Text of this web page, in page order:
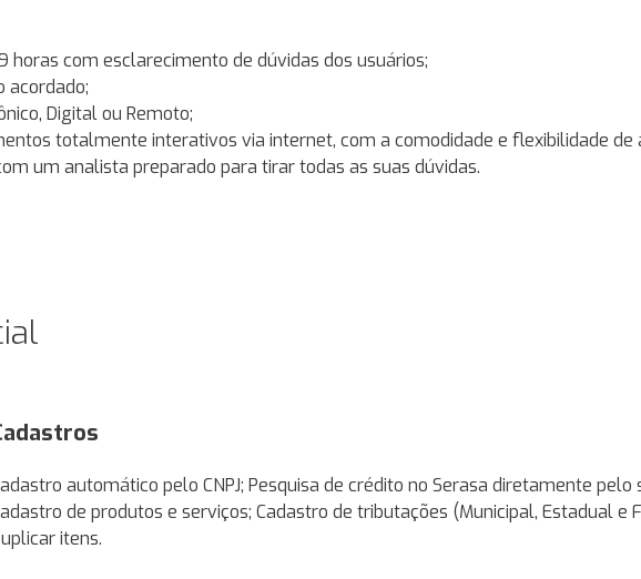
horas com esclarecimento de dúvidas dos usuários;
acordado;
Digital ou Remoto;
totalmente interativos via internet, com a comodidade e flexibilidade
um analista preparado para tirar todas as suas dúvidas.
automático pelo CNPJ; Pesquisa de crédito no Serasa diretamente
de produtos e serviços; Cadastro de tributações (Municipal, Estadual e
itens.